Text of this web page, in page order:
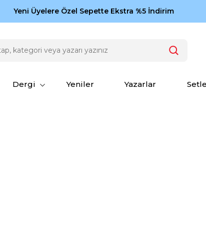
Zamansız eserler Ketebe'de: Cengiz Aytmatov
Yeni Üyelere Özel Sepette Ekstra %5 İndirim
Dergi Yeniler Yazarlar